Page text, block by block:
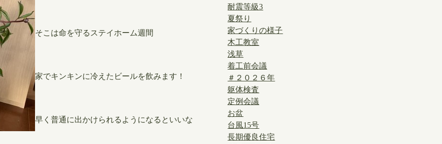
そこは命を守るステイホーム週間
家でキンキンに冷えたビールを飲みます！
早く普通に出かけられるようになるといいな
耐震等級3
夏祭り
家づくりの様子
木工教室
浅草
着工前会議
＃２０２６年
躯体検査
定例会議
お盆
台風15号
長期優良住宅